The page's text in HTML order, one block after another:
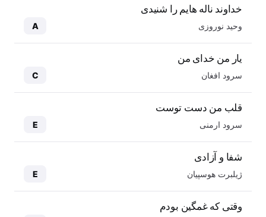
خداوند ناله هایم را شنیدی
وحید نوروزی A
یار من خدای من
سرود افغان C
قلب من دست توست
سرود ارمنی E
شفا و آزادی
ژیلبرت هوسپیان E
وقتی که غمگین بودم